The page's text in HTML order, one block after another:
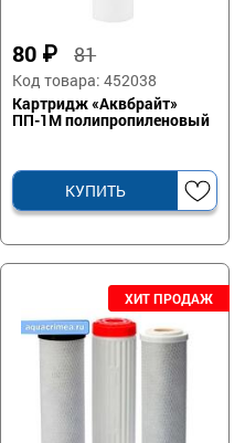
80 ₽81
Код товара: 452038
Картридж «Аквбрайт»
ПП-1М полипропиленовый
КУПИТЬ